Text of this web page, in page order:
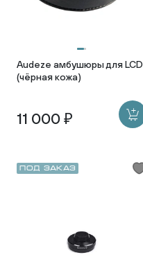
Audeze амбушюры для LCD
(чёрная кожа)
11 000 ₽
Под заказ